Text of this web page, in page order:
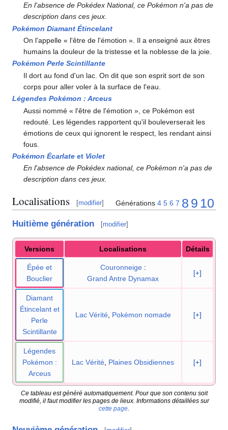
En l'absence de Pokédex National, ce Pokémon n'a pas de
description dans ces jeux.
Pokémon Diamant Étincelant
On l'appelle « l'être de l'émotion ». Il a enseigné aux êtres
humains la douleur de la tristesse et la noblesse de la joie.
Pokémon Perle Scintillante
Il dort au fond d'un lac. On dit que son esprit sort de son
corps pour aller voler à la surface de l'eau.
Légendes Pokémon : Arceus
Aussi nommé « l'être de l'émotion », ce Pokémon est
redouté. Les légendes rapportent qu'il bouleverserait les
émotions de ceux qui ignorent le respect, les rendant ainsi
fous.
Pokémon Écarlate et Violet
En l'absence de Pokédex national, ce Pokémon n'a pas de
description dans ces jeux.
Localisations [modifier] Générations 4 5 6 7 8 9 10
Huitième génération [modifier]
Versions Localisations Détails
Épée et
Bouclier
Couronneige :
Grand Antre Dynamax
[+]
Diamant
Étincelant et
Perle
Scintillante
Lac Vérité, Pokémon nomade [+]
Légendes
Pokémon :
Arceus
Lac Vérité Plaines Obsidiennes [+]
Ce tableau est généré automatiquement. Pour que son contenu soit
modifié, il faut modifier les pages de lieux. Informations détaillées sur
cette page